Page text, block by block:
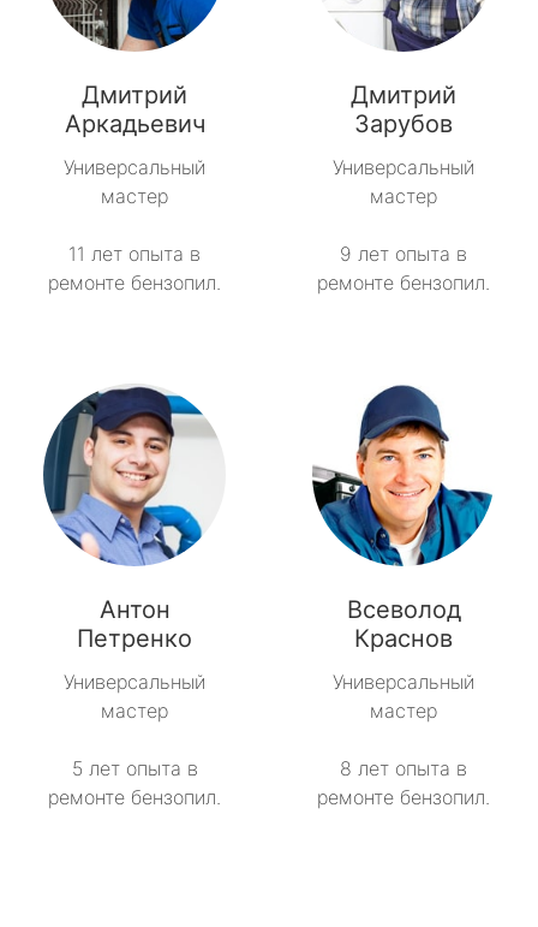
Дмитрий
Аркадьевич
Универсальный
мастер
11 лет опыта в
ремонте бензопил.
Дмитрий
Зарубов
Универсальный
мастер
9 лет опыта в
ремонте бензопил.
Антон
Петренко
Универсальный
мастер
5 лет опыта в
ремонте бензопил.
Всеволод
Краснов
Универсальный
мастер
8 лет опыта в
ремонте бензопил.